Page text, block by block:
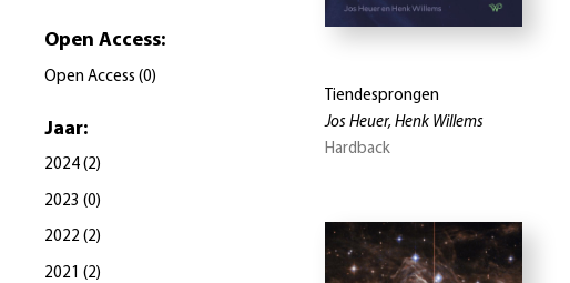
Open Access:
Open Access (0)
Jaar:
2024 (2)
2023 (0)
2022 (2)
2021 (2)
Tiendesprongen
Jos Heuer, Henk Willems
Hardback